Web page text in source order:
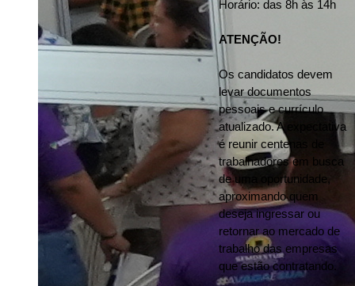
Horário: das 8h às 14h
ATENÇÃO!
Os candidatos devem
levar documentos
pessoais e currículo
atualizado. A expectativa
é reunir centenas de
trabalhadores em busca
de uma oportunidade,
aproximando quem
deseja ingressar ou
retornar ao mercado de
trabalho das empresas
que estão contratando.